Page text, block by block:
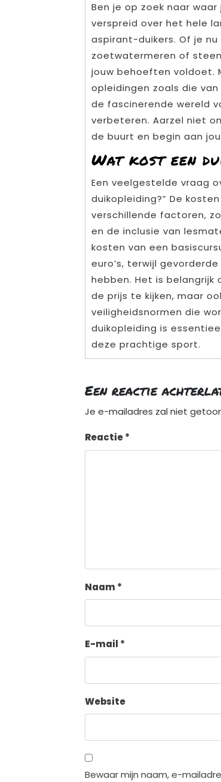
Ben je op zoek naar waar
verspreid over het hele
aspirant-duikers. Of je
zoetwatermeren of
jouw behoeften voldoet.
opleidingen zoals die van
de fascinerende wereld
verbeteren. Aarzel niet
de buurt en begin aan
Wat kost een
Een veelgestelde vraag
duikopleiding?” De
verschillende factoren,
en de inclusie van
kosten van een
euro’s, terwijl
hebben. Het is belangrijk
de prijs te kijken, maar
veiligheidsnormen die
duikopleiding is
deze prachtige sport.
Een reactie
Je e-mailadres zal niet
Reactie*
Naam *
E-mail *
Website
Bewaar mijn naam, e-